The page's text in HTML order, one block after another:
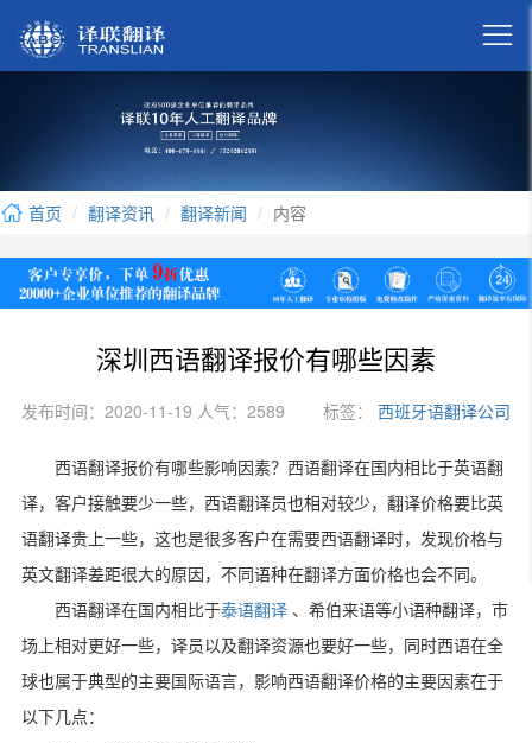

首页 翻译资讯 翻译新闻 内容
深圳西语翻译报价有哪些因素
发布时间：2020-11-19 人气：2589 标签： 西班牙语翻译公司
西语翻译报价有哪些影响因素？西语翻译在国内相比于英语翻
译，客户接触要少一些，西语翻译员也相对较少，翻译价格要比英
语翻译贵上一些，这也是很多客户在需要西语翻译时，发现价格与
英文翻译差距很大的原因，不同语种在翻译方面价格也会不同。
西语翻译在国内相比于泰语翻译、希伯来语等小语种翻译，市
场上相对更好一些，译员以及翻译资源也要好一些，同时西语在全
球也属于典型的主要国际语言，影响西语翻译价格的主要因素在于
以下几点：